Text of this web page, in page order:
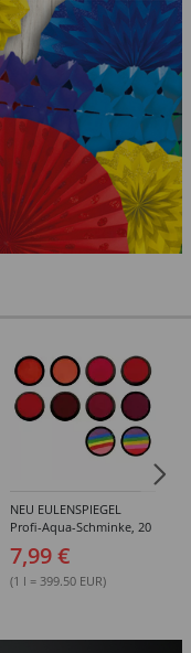
NEU EULENSPIEGEL
Profi-Aqua-Schminke, 20
Verschiedene Farben
7,99 €
(1 l = 399.50 EUR)